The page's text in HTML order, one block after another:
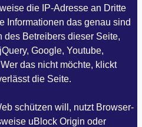
die IP-Adresse an Dritte
Informationen das genau sind
des Betreibers dieser Seite,
Google, Youtube,
das nicht möchte, klickt
die Seite.
schützen will, nutzt Browser-
uBlock Origin oder